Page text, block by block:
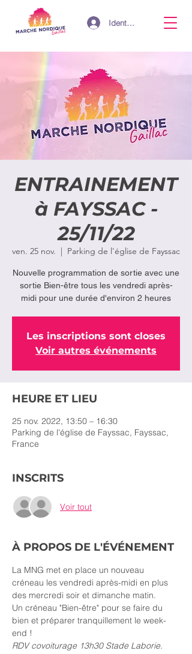
Identifiant
ENTRAINEMENT
à FAYSSAC -
25/11/22
ven. 25 nov.
  |
Parking de l'église de Fayssac
Nouvelle programmation de sortie avec une
sortie Bien-être tous les vendredi après-
midi pour une durée d'environ 2 heures
Les inscriptions sont closes
Voir autres événements
HEURE ET LIEU
25 nov. 2022, 13:50 – 16:30
Parking de l'église de Fayssac, Fayssac,
France
INSCRITS
Voir tout
À PROPOS DE L'ÉVÉNEMENT
La MNG met en place un nouveau
créneau les vendredi après-midi en plus
des mercredi soir et dimanche matin.
Un créneau "Bien-être" pour se faire du
bien et préparer tranquillement le week-
end !
RDV covoiturage 13h30 Stade Laborie.